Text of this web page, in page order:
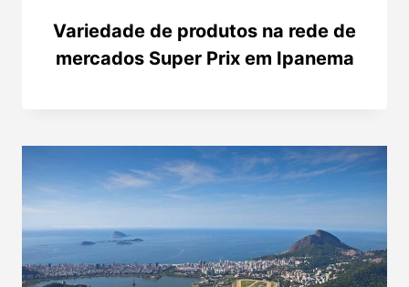
Variedade de produtos na rede de
mercados Super Prix em Ipanema